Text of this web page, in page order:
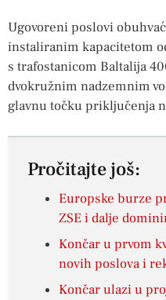
Ugovoreni poslovi
instaliranim kapacitetom
s trafostanicom Baltalija
dvokružnim nadzemnim
glavnu točku priključenja
Pročitajte još:
Europske burze
ZSE i dalje
Končar u prvom
novih poslova i
Končar ulazi u